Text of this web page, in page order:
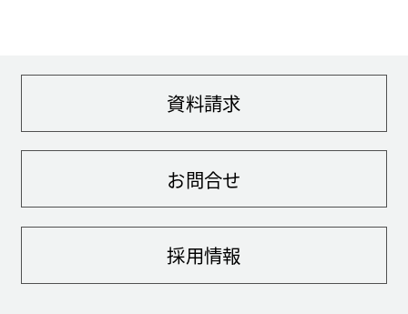
資料請求
お問合せ
採用情報